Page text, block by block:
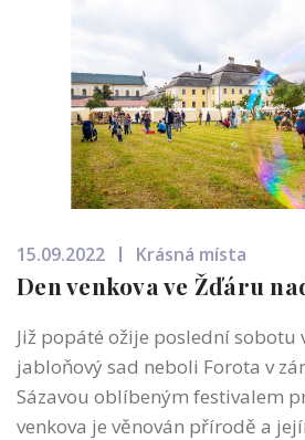
15.09.2022 Krásná místa
Den venkova ve Žďáru
Již popáté ožije poslední sobotu
jabloňový sad neboli Forota v
Sázavou oblíbeným festivalem
venkova je věnován přírodě a